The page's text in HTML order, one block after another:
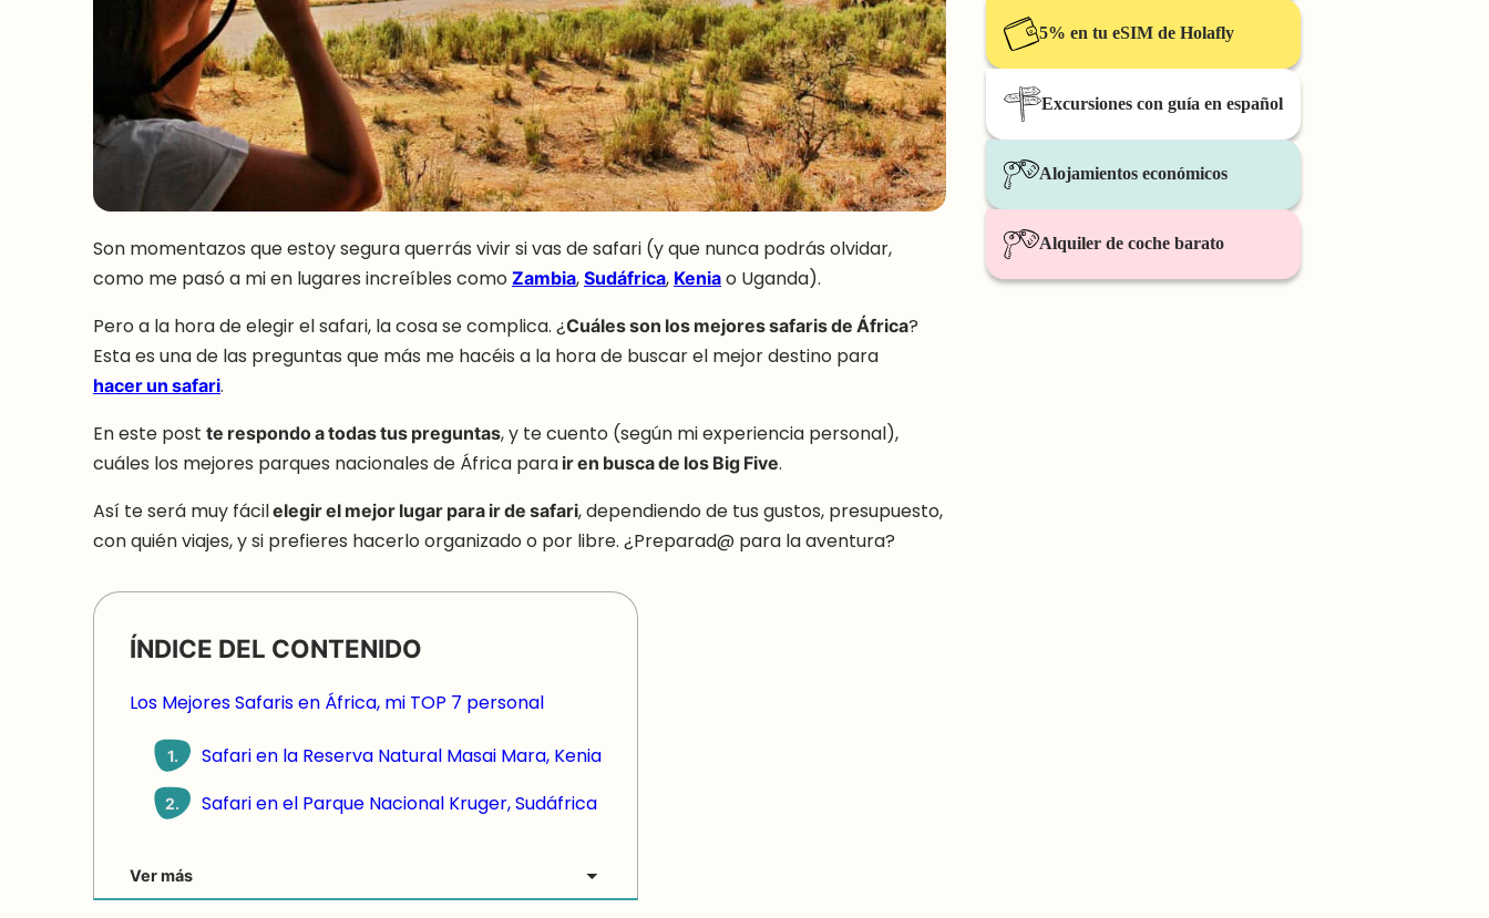
Son momentazos que estoy segura querrás vivir si vas de safari (y que nunca podrás olvidar,
como me pasó a mi en lugares increíbles comoZambia,Sudáfrica, Keniao Uganda).
Pero a la hora de elegir el safari, la cosa se complica. ¿Cuáles son los mejores safaris de África?
Esta es una de las preguntas que más me hacéis a la hora de buscar el mejor destino para
hacer un safari.
En este post te respondo a todas tus preguntas, y te cuento (según mi experiencia personal),
cuáles los mejores parques nacionales de África parair en busca de los Big Five.
Así te será muy fácilelegir el mejor lugar para ir de safari, dependiendo de tus gustos, presupuesto,
con quién viajes, y si prefieres hacerlo organizado o por libre. ¿Preparad@ para la aventura?
ÍNDICE DEL CONTENIDO
Los Mejores Safaris en África, mi TOP 7 personal
1. Safari en la Reserva Natural Masai Mara, Kenia
2. Safari en el Parque Nacional Kruger, Sudáfrica
Ver más
5% en tu eSIM de Holafly
Excursiones con guía en español
Alojamientos económicos
Alquiler de coche barato